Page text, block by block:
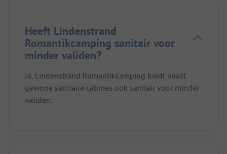
Heeft Lindenstrand
Romantikcamping sanitair voor
minder validen?
Ja, Lindenstrand Romantikcamping biedt naast
gewone sanitaire cabines ook sanitair voor minder
validen.